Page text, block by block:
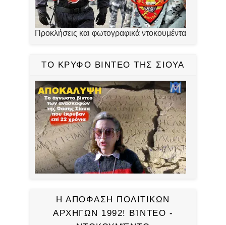
Προκλήσεις και φωτογραφικά ντοκουμέντα
ΤΟ ΚΡΥΦΟ ΒΙΝΤΕΟ ΤΗΣ ΣΙΟΥΑ
Η ΑΠΟΦΑΣΗ ΠΟΛΙΤΙΚΩΝ
ΑΡΧΗΓΩΝ 1992! ΒΊΝΤΕΟ -